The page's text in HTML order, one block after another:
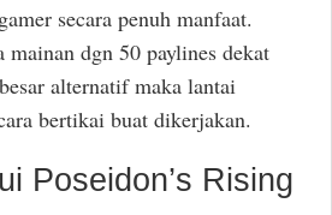
secara penuh manfaat.
dgn 50 paylines dekat
alternatif maka lantai
bertikai buat dikerjakan.
Poseidon’s Rising